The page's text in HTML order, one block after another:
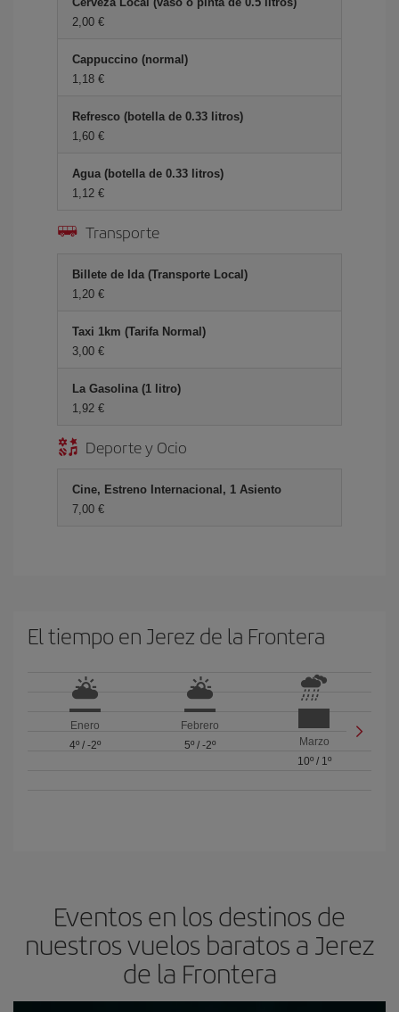
2,00 €
Cappuccino (normal)
1,18 €
Refresco (botella de 0.33 litros)
1,60 €
Agua (botella de 0.33 litros)
1,12 €
Transporte
Billete de Ida (Transporte Local)
1,20 €
Taxi 1km (Tarifa Normal)
3,00 €
La Gasolina (1 litro)
1,92 €
Deporte y Ocio
Cine, Estreno Internacional, 1 Asiento
7,00 €
El tiempo en Jerez de la Frontera
Enero
4º/ -2º
Febrero
5º/ -2º
Marzo
10º/ 1º
Eventos en los destinos de
nuestros vuelos baratos a Jerez
de la Frontera